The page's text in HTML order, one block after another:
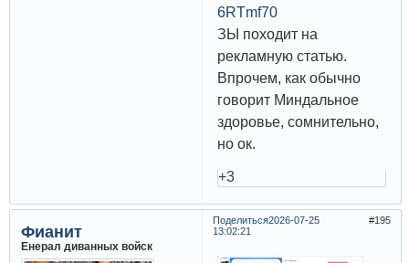
6RTmf70
ЗЫ походит на
рекламную статью.
Впрочем, как обычно
говорит Миндальное
здоровье, сомнительно,
но ок.
+3
Поделиться 195
2026-07-25
13:02:21
Фианит
Енерал диванных войск